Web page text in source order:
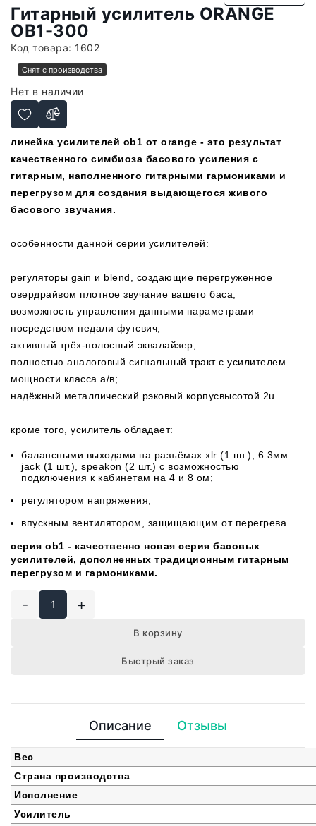
Гитарный усилитель ORANGE
OB1-300
Код товара: 1602
Снят с производства
Нет в наличии
линейка усилителей ob1 от orange - это результат
качественного симбиоза басового усиления с
гитарным, наполненного гитарными гармониками и
перегрузом для создания выдающегося живого
басового звучания.
особенности данной серии усилителей:
регуляторы gain и blend, создающие перегруженное
овердрайвом плотное звучание вашего баса;
возможность управления данными параметрами
посредством педали футсвич;
активный трёх-полосный эквалайзер;
полностью аналоговый сигнальный тракт с усилителем
мощности класса а/в;
надёжный металлический рэковый корпусвысотой 2u.
кроме того, усилитель обладает:
балансными выходами на разъёмах xlr (1 шт.), 6.3мм
jack (1 шт.), speakon (2 шт.) с возможностью
подключения к кабинетам на 4 и 8 ом;
регулятором напряжения;
впускным вентилятором, защищающим от перегрева.
серия ob1 - качественно новая серия басовых
усилителей, дополненных традиционным гитарным
перегрузом и гармониками.
- +
В корзину
Быстрый заказ
Описание Отзывы
Вес
Страна производства
Исполнение
Усилитель